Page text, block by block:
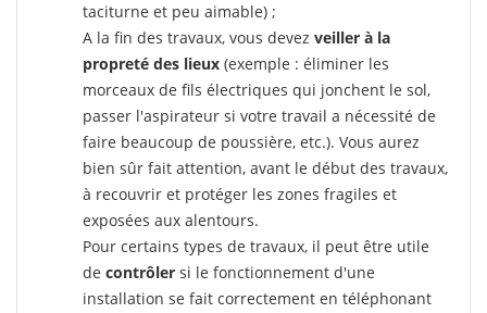
taciturne et peu aimable) ;
A la fin des travaux, vous devez veiller à la
propreté des lieux (exemple : éliminer les
morceaux de fils électriques qui jonchent le sol,
passer l'aspirateur si votre travail a nécessité de
faire beaucoup de poussière, etc.). Vous aurez
bien sûr fait attention, avant le début des travaux,
à recouvrir et protéger les zones fragiles et
exposées aux alentours.
Pour certains types de travaux, il peut être utile
de contrôler si le fonctionnement d'une
installation se fait correctement en téléphonant